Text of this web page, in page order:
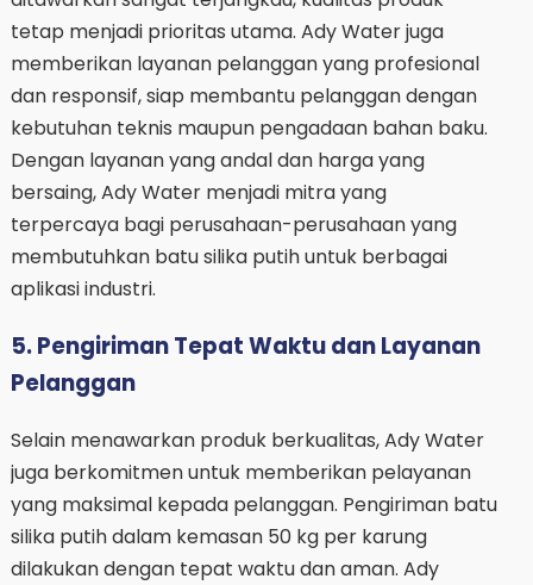
tetap menjadi prioritas utama. Ady Water juga
memberikan layanan pelanggan yang profesional
dan responsif, siap membantu pelanggan dengan
kebutuhan teknis maupun pengadaan bahan baku.
Dengan layanan yang andal dan harga yang
bersaing, Ady Water menjadi mitra yang
terpercaya bagi perusahaan-perusahaan yang
membutuhkan batu silika putih untuk berbagai
aplikasi industri.
5. Pengiriman Tepat Waktu dan Layanan
Pelanggan
Selain menawarkan produk berkualitas, Ady Water
juga berkomitmen untuk memberikan pelayanan
yang maksimal kepada pelanggan. Pengiriman batu
silika putih dalam kemasan 50 kg per karung
dilakukan dengan tepat waktu dan aman. Ady